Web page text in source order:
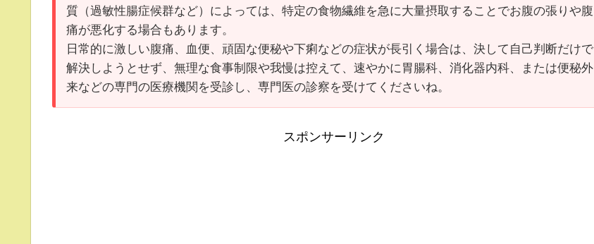
質（過敏性腸症候群など）によっては、特定の食物繊維を急に大量摂取することでお腹の張りや腹
痛が悪化する場合もあります。
日常的に激しい腹痛、血便、頑固な便秘や下痢などの症状が長引く場合は、決して自己判断だけで
解決しようとせず、無理な食事制限や我慢は控えて、速やかに胃腸科、消化器内科、または便秘外
来などの専門の医療機関を受診し、専門医の診察を受けてくださいね。
スポンサーリンク